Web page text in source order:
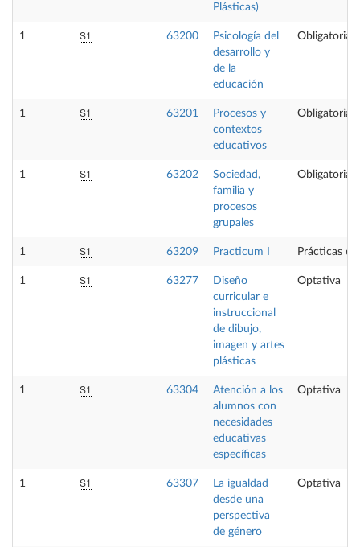
Plásticas)
1 S1 63200
Psicología del
desarrollo y
de la
educación
Obligatoria
1 S1 63201
Procesos y
contextos
educativos
Obligatoria
1 S1 63202
Sociedad,
familia y
procesos
grupales
Obligatoria
1 S1 63209 Practicum I Prácticas
1 S1 63277
Diseño
curricular e
instruccional
de dibujo,
imagen y artes
plásticas
Optativa
1 S1 63304
Atención a los
alumnos con
necesidades
educativas
específicas
Optativa
1 S1 63307
La igualdad
desde una
perspectiva
de género
Optativa